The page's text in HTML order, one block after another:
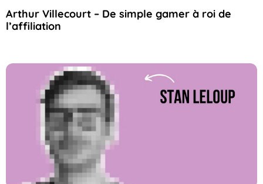
Arthur Villecourt – De simple gamer à roi de
l’affiliation